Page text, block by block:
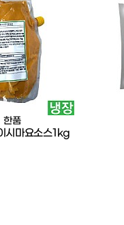
한품
시마요소스1kg